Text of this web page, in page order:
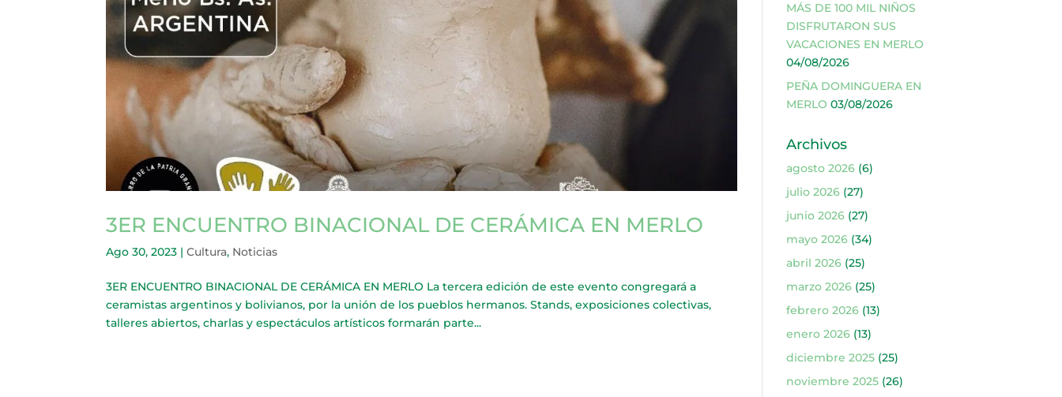
3ER ENCUENTRO BINACIONAL DE CERÁMICA EN MERLO
Ago 30, 2023 |Cultura, Noticias
3ER ENCUENTRO BINACIONAL DE CERÁMICA EN MERLO La tercera edición de este evento congregará a
ceramistas argentinos y bolivianos, por la unión de los pueblos hermanos. Stands, exposiciones colectivas,
talleres abiertos, charlas y espectáculos artísticos formarán parte...
MÁS DE 100 MIL NIÑOS
DISFRUTARON SUS
VACACIONES EN MERLO
04/08/2026
PEÑA DOMINGUERA EN
MERLO 03/08/2026
Archivos
agosto 2026(6)
julio 2026(27)
junio 2026(27)
mayo 2026(34)
abril 2026(25)
marzo 2026(25)
febrero 2026(13)
enero 2026(13)
diciembre 2025(25)
noviembre 2025(26)